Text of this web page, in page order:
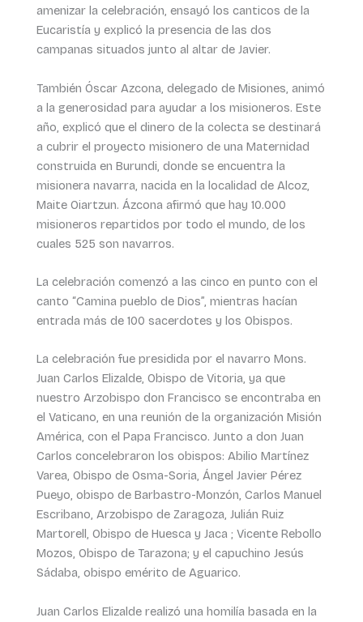
amenizar la celebración, ensayó los canticos de la
Eucaristía y explicó la presencia de las dos
campanas situados junto al altar de Javier.
También Óscar Azcona, delegado de Misiones, animó
a la generosidad para ayudar a los misioneros. Este
año, explicó que el dinero de la colecta se destinará
a cubrir el proyecto misionero de una Maternidad
construida en Burundi, donde se encuentra la
misionera navarra, nacida en la localidad de Alcoz,
Maite Oiartzun. Ázcona afirmó que hay 10.000
misioneros repartidos por todo el mundo, de los
cuales 525 son navarros.
La celebración comenzó a las cinco en punto con el
canto “Camina pueblo de Dios”, mientras hacían
entrada más de 100 sacerdotes y los Obispos.
La celebración fue presidida por el navarro Mons.
Juan Carlos Elizalde, Obispo de Vitoria, ya que
nuestro Arzobispo don Francisco se encontraba en
el Vaticano, en una reunión de la organización Misión
América, con el Papa Francisco. Junto a don Juan
Carlos concelebraron los obispos: Abilio Martínez
Varea, Obispo de Osma-Soria, Ángel Javier Pérez
Pueyo, obispo de Barbastro-Monzón, Carlos Manuel
Escribano, Arzobispo de Zaragoza, Julián Ruiz
Martorell, Obispo de Huesca y Jaca ; Vicente Rebollo
Mozos, Obispo de Tarazona; y el capuchino Jesús
Sádaba, obispo emérito de Aguarico.
Juan Carlos Elizalde realizó una homilía basada en la